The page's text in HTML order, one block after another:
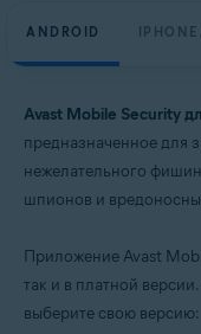
ANDROID
Avast Mobile Security
предназначенное для
нежелательного
шпионов и
Приложение Avast
так и в платной
выберите свою версию: